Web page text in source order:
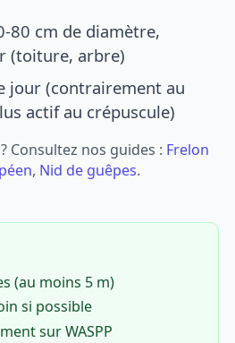
80 cm de diamètre,
(toiture, arbre)
jour (contrairement au
actif au crépuscule)
Consultez nos guides : Frelon
, Nid de guêpes.
(au moins 5 m)
si possible
sur WASPP